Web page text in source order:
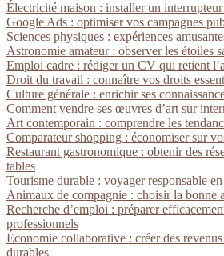
Électricité maison : installer un
Google Ads : optimiser vos campagnes
Sciences physiques : expériences
Astronomie amateur : observer les étoiles
Emploi cadre : rédiger un CV qui retient
Droit du travail : connaître vos droits
Culture générale : enrichir ses
Comment vendre ses œuvres d’art sur
Art contemporain : comprendre les
Comparateur shopping : économiser sur
Restaurant gastronomique : obtenir des
tables
Tourisme durable : voyager responsable
Animaux de compagnie : choisir la bonne
Recherche d’emploi : préparer
professionnels
Économie collaborative : créer des
durables